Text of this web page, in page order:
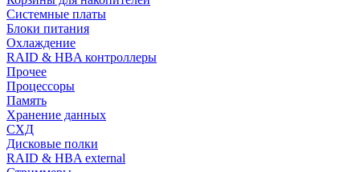
Системные платы
Блоки питания
Охлаждение
RAID & HBA контроллеры
Прочее
Процессоры
Память
Хранение данных
СХД
Дисковые полки
RAID & HBA external